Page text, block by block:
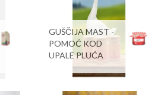
GUŠČIJA MAST -
POMOĆ KOD
UPALE PLUĆA